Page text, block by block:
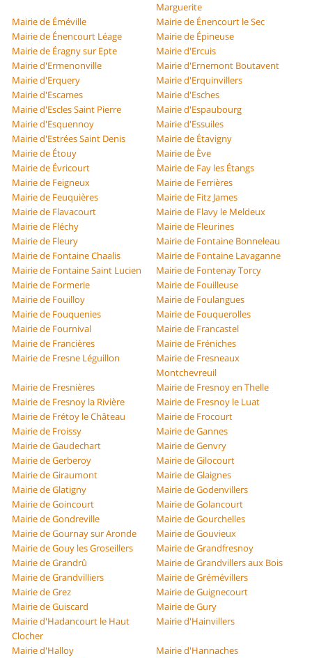
Marguerite
Mairie de Éméville
Mairie de Énencourt le Sec
Mairie de Énencourt Léage
Mairie de Épineuse
Mairie de Éragny sur Epte
Mairie d'Ercuis
Mairie d'Ermenonville
Mairie d'Ernemont Boutavent
Mairie d'Erquery
Mairie d'Erquinvillers
Mairie d'Escames
Mairie d'Esches
Mairie d'Escles Saint Pierre
Mairie d'Espaubourg
Mairie d'Esquennoy
Mairie d'Essuiles
Mairie d'Estrées Saint Denis
Mairie de Étavigny
Mairie de Étouy
Mairie de Ève
Mairie de Évricourt
Mairie de Fay les Étangs
Mairie de Feigneux
Mairie de Ferrières
Mairie de Feuquières
Mairie de Fitz James
Mairie de Flavacourt
Mairie de Flavy le Meldeux
Mairie de Fléchy
Mairie de Fleurines
Mairie de Fleury
Mairie de Fontaine Bonneleau
Mairie de Fontaine Chaalis
Mairie de Fontaine Lavaganne
Mairie de Fontaine Saint Lucien
Mairie de Fontenay Torcy
Mairie de Formerie
Mairie de Fouilleuse
Mairie de Fouilloy
Mairie de Foulangues
Mairie de Fouquenies
Mairie de Fouquerolles
Mairie de Fournival
Mairie de Francastel
Mairie de Francières
Mairie de Fréniches
Mairie de Fresne Léguillon
Mairie de Fresneaux
Montchevreuil
Mairie de Fresnières
Mairie de Fresnoy en Thelle
Mairie de Fresnoy la Rivière
Mairie de Fresnoy le Luat
Mairie de Frétoy le Château
Mairie de Frocourt
Mairie de Froissy
Mairie de Gannes
Mairie de Gaudechart
Mairie de Genvry
Mairie de Gerberoy
Mairie de Gilocourt
Mairie de Giraumont
Mairie de Glaignes
Mairie de Glatigny
Mairie de Godenvillers
Mairie de Goincourt
Mairie de Golancourt
Mairie de Gondreville
Mairie de Gourchelles
Mairie de Gournay sur Aronde
Mairie de Gouvieux
Mairie de Gouy les Groseillers
Mairie de Grandfresnoy
Mairie de Grandrû
Mairie de Grandvillers aux Bois
Mairie de Grandvilliers
Mairie de Grémévillers
Mairie de Grez
Mairie de Guignecourt
Mairie de Guiscard
Mairie de Gury
Mairie d'Hadancourt le Haut
Clocher
Mairie d'Hainvillers
Mairie d'Halloy
Mairie d'Hannaches